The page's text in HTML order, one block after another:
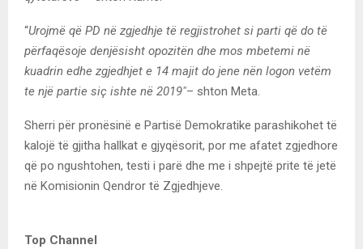
“Urojmë që PD në zgjedhje të regjistrohet si parti që do të
përfaqësoje denjësisht opozitën dhe mos mbetemi në
kuadrin edhe zgjedhjet e 14 majit do jene nën logon vetëm
te një partie siç ishte në 2019″– shton Meta.
Sherri për pronësinë e Partisë Demokratike parashikohet të
kalojë të gjitha hallkat e gjyqësorit, por me afatet zgjedhore
që po ngushtohen, testi i parë dhe me i shpejtë prite të jetë
në Komisionin Qendror të Zgjedhjeve.
Top Channel